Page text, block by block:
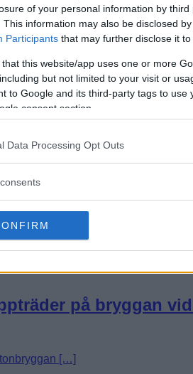
of your personal information by third
This information may also be disclosed
Participants that may further disclose it
that this website/app uses one or more
but not limited to your visit or
to Google and its third-party tags to
consent section.
Data Processing Opt Outs
bästa komiker”
på bryggan
[…]